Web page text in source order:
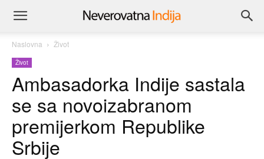
Naslovna Život
Život
Ambasadorka Indije sastala
se sa novoizabranom
premijerkom Republike
Srbije